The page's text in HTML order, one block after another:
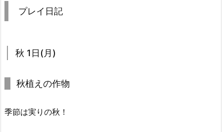
プレイ日記
秋 1日(月)
秋植えの作物
季節は実りの秋！